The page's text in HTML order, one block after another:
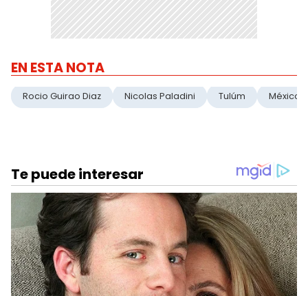
EN ESTA NOTA
Rocio Guirao Diaz Nicolas Paladini Tulúm México